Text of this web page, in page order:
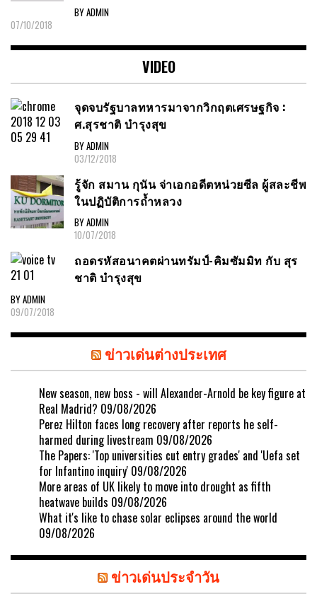
BY ADMIN
07/10/2018
VIDEO
จุดจบรัฐบาลทหารมาจากวิกฤตเศรษฐกิจ :
ศ.สุรชาติ บำรุงสุข
BY ADMIN
03/12/2018
รู้จัก สมาน กุนัน จ่าเอกอดีตหน่วยซีล ผู้สละชีพ
ในปฏิบัติการถ้ำหลวง
BY ADMIN
10/07/2018
ถอดรหัสอนาคตผ่านทรัมป์-คิมซัมมิท กับ สุร
ชาติ บำรุงสุข
BY ADMIN
09/07/2018
ข่าวเด่นต่างประเทศ
New season, new boss - will Alexander-Arnold be key figure at
Real Madrid? 09/08/2026
Perez Hilton faces long recovery after reports he self-
harmed during livestream 09/08/2026
The Papers: 'Top universities cut entry grades' and 'Uefa set
for Infantino inquiry' 09/08/2026
More areas of UK likely to move into drought as fifth
heatwave builds 09/08/2026
What it's like to chase solar eclipses around the world
09/08/2026
ข่าวเด่นประจำวัน